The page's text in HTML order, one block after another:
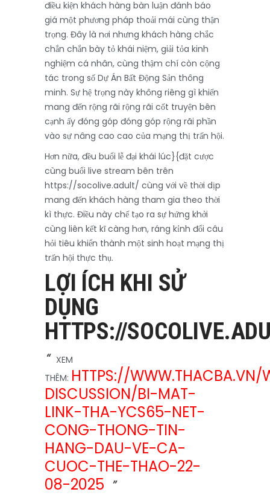
điều kiện khách hàng bàn luận đánh báo
giá một phương pháp thoải mái cùng thận
trọng. Đây là nơi nhưng khách hàng chắc
chắn chắn bày tỏ khái niệm, giải tỏa kinh
nghiệm cá nhân, cùng thậm chí còn cộng
tác trong số Dự Án Bất Động Sản thông
minh. Sự hệ trọng này không riêng gì khiến
mang đến rộng rãi rộng rãi cốt truyện bên
cạnh ấy đóng góp đóng góp rộng rãi phần
vào sự nâng cao cao của mạng thị trấn hội.
Hơn nữa, đều buổi lễ đại khái lúc}{đặt cược
cùng buổi live stream bên trên
https://socolive.adult/ cùng với về thời dịp
mang đến khách hàng tham gia theo thời
kì thực. Điều này chế tạo ra sự hứng khởi
cùng liên kết kĩ càng hơn, ráng kỉnh đổi câu
hỏi tiêu khiển thành một sinh hoạt mạng thị
trấn hội thực thụ.
LỢI ÍCH KHI SỬ
DỤNG
HTTPS://
XEM
THÊM: HTTPS://WWW.THACBA.VN/
DISCUSSION/BI-MAT-
LINK-THA-YCS65-NET-
CONG-THONG-TIN-
HANG-DAU-VE-CA-
CUOC-THE-THAO-22-
08-2025